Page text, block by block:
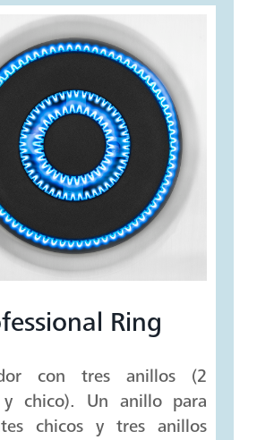
Ring
con tres anillos (2
y chico). Un anillo para
chicos y tres anillos